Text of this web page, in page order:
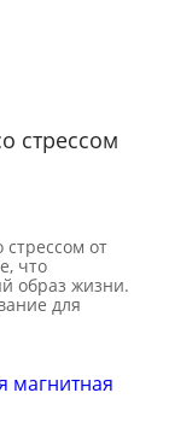
стрессом
от
что
образ жизни.
для